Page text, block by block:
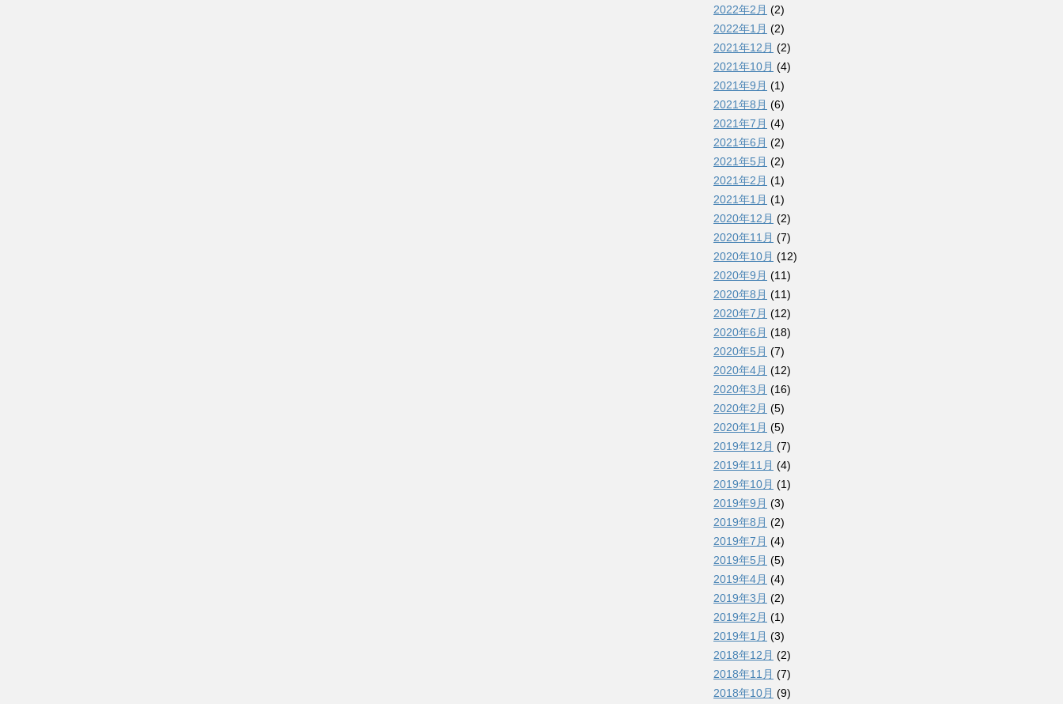
2022年2月 (2)
2022年1月 (2)
2021年12月 (2)
2021年10月 (4)
2021年9月 (1)
2021年8月 (6)
2021年7月 (4)
2021年6月 (2)
2021年5月 (2)
2021年2月 (1)
2021年1月 (1)
2020年12月 (2)
2020年11月 (7)
2020年10月 (12)
2020年9月 (11)
2020年8月 (11)
2020年7月 (12)
2020年6月 (18)
2020年5月 (7)
2020年4月 (12)
2020年3月 (16)
2020年2月 (5)
2020年1月 (5)
2019年12月 (7)
2019年11月 (4)
2019年10月 (1)
2019年9月 (3)
2019年8月 (2)
2019年7月 (4)
2019年5月 (5)
2019年4月 (4)
2019年3月 (2)
2019年2月 (1)
2019年1月 (3)
2018年12月 (2)
2018年11月 (7)
2018年10月 (9)